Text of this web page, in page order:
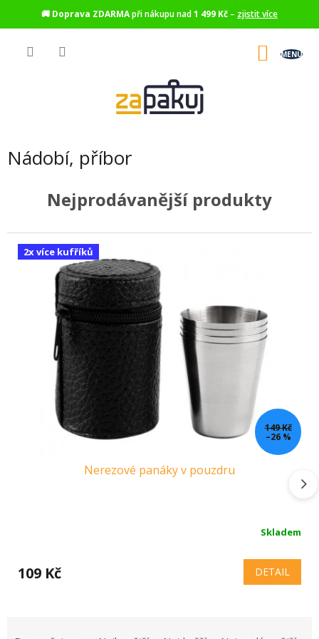
🚚 Doprava ZDARMApři nákupu nad1 499 Kč – zjistit více
Nádobí, příbor
Nejprodávanější produkty
2x více kufříků
149 Kč
–26 %
Nerezové panáky v pouzdru
Skladem
109 Kč DETAIL